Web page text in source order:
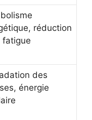
réduction
fatigue
des
énergie